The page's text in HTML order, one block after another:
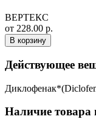
ВЕРТЕКС
от 228.00 р.
В корзину
Действующее
Наличие товара